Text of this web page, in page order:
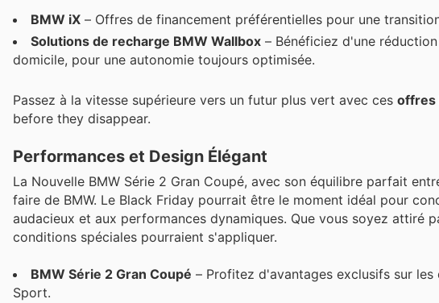
BMW iX – Offres de financement préférentielles pour une
Solutions de recharge BMW Wallbox – Bénéficiez d'une
domicile, pour une autonomie toujours optimisée.
Passez à la vitesse supérieure vers un futur plus vert avec ces offres
before they disappear.
Performances et Design Élégant
La Nouvelle BMW Série 2 Gran Coupé, avec son équilibre parfait
faire de BMW. Le Black Friday pourrait être le moment idéal pour
audacieux et aux performances dynamiques. Que vous soyez attiré
conditions spéciales pourraient s'appliquer.
BMW Série 2 Gran Coupé – Profitez d'avantages exclusifs sur
Sport.